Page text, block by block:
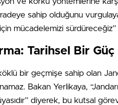
sahip olduğunu
mücadelemizi sürdüreceğiz”
Tarihsel Bir Güç
köklü bir geçmişe sahip olan
Bakan Yerlikaya,
diyerek, bu kutsal